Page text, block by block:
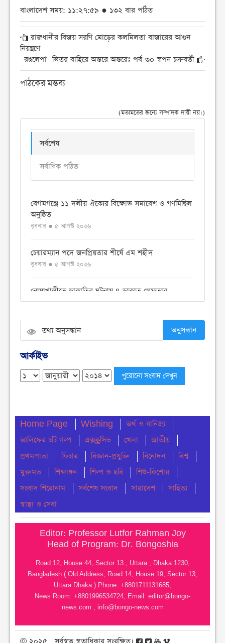
বাংলাদেশ সময়: ১১:২৭:৫৯ ● ১৩২ বার পঠিত
রাজধানীর বিজয় সরণি মোড়ের কলমিলতা বাজারের আগুন
নিয়ন্ত্রণে
রঙলেপা- ভিতর বাহিরে অন্তরে অন্তরেঃ পর্ব-৩০ স্বপন চক্রবর্তী
পাঠকের মন্তব্য
(মতামতের জন্যে সম্পাদক দায়ী নয়।)
সর্বশেষ
সর্বাধিক পঠিত
বেগমগঞ্জে ১১ দলীয় ঐক্যের বিক্ষোভ সমাবেশ ও গণমিছিল
অনুষ্ঠিত
বুধবার ● ৫ আগস্ট ২০২৬
চেয়ারম্যান পদে জনপ্রিয়তার শীর্ষে এম শহীদ
বুধবার ● ৫ আগস্ট ২০২৬
নোয়াখালীতে ডাকাতির ঘটনায় ৪ ডাকাত গ্রেফতার
বুধবার ● ৫ আগস্ট ২০২৬
সংবিধান থেকে বাতিল হতে পারে শেখ মুজিবুর রহমানের
‘জাতির পিতা’ স্বীকৃতি
মঙ্গলবার ● ৪ আগস্ট ২০২৬
ঢাকা কলেজে ছাত্রদল-শিবিরের সংঘর্ষ
নোয়াখালীতে সি এন জি পাম্প গুলোতে গ্যাস সংকট
মঙ্গলবার ● ৪ আগস্ট ২০২৬
চার মাস ধরে ইউএনও নেই মধ্যনগরে, ভোগান্তিতে
সেবাপ্রত্যাশীরা
মঙ্গলবার ● ৪ আগস্ট ২০২৬
নোয়াখালীতে সাংবাদিকদের মধ্যে প্রীতি ফুটবল ম্যাচ
অনুষ্ঠীত
হবে– বরকত উল্যাহ বুলু
রবিবার ● ২ আগস্ট ২০২৬
নোয়াখালীতে হেযবুত তাওহীদ সংগঠন নিষিদ্ধের দাবীতে
ইসলামী মহা সম্মেলন অনুষ্ঠিত
শনিবার ● ১ আগস্ট ২০২৬
অনুসন্ধান
আর্কাইভ
Home Page Wishing
অর্থ ও বানিজ্য
আলিফের চটি গল্প
এক্সক্লুসিভ খেলা
জাতীয়
প্রথমপাতা
ফিচার বিজ্ঞান-প্রযুক্তি বিনোদন
বিশ্ব
মুক্তমত
শিক্ষাঙ্গন শিল্প ও ছবি
শিশু-কিশোর
সংবাদ শিরোনাম
সর্বশেষ সংবাদ সারাদেশ
সাহিত্য
স্বাস্থ্য ও সেবা
Editor: Professor Lutfor Rahman Joy
Head of Program: Dr. Bongoshia
Road 12, House 44, Sector 13 , Uttara , Dhaka 1230,
Bangladesh ( Old Address, Road 14, House 19, Sector 13,
Uttara Dhaka ) Phone: +8801711131685,
News Room: +8801996534724, Email: editor@bongo-
news.com , info@bongo-news.com